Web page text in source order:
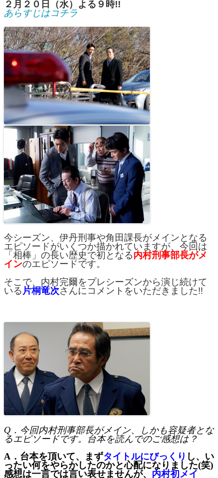
２月２０日（水）よる９時!!
あらすじはコチラ
今シーズン、伊丹刑事や角田課長がメインとなる
エピソードがいくつか描かれていますが、今回は
「相棒」の長い歴史で初となる内村刑事部長がメ
インのエピソードです。
そこで、内村完爾をプレシーズンから演じ続けて
いる 片桐竜次さんにコメントをいただきました!!
Q ．今回内村刑事部長がメイン、しかも容疑者とな
るエピソードです。
台本を読んでのご感想は？
A．台本を頂いて、まずタイトルにびっくり し、 い
ったい何をやらかしたのかと心配になりました(笑)
感想は一言では言い表せませんが、 内村初メイ